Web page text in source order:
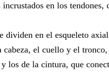
incrustados en los
dividen en el esqueleto
el cuello y el
los de la cintura, que